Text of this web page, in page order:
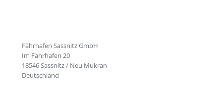
Fährhafen Sassnitz GmbH
Im Fährhafen 20
18546 Sassnitz / Neu Mukran
Deutschland